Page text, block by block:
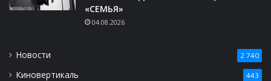
«СЕМЬЯ»
04.08.2026
Новости 2 740
Киновертикаль 443